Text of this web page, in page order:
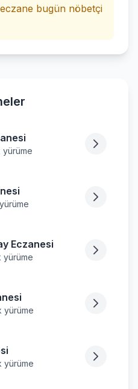
bugün nöbetçi
yürüme
Eczanesi
yürüme
yürüme
yürüme